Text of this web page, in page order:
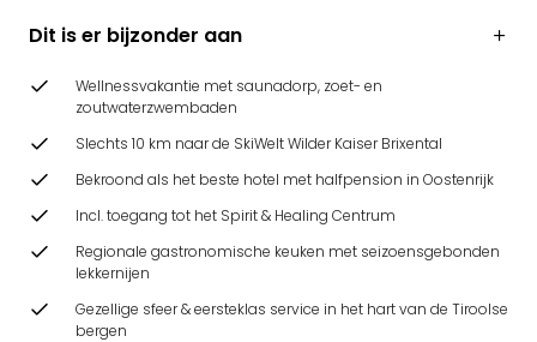
Dit is er bijzonder aan
Wellnessvakantie met saunadorp, zoet- en
zoutwaterzwembaden
Slechts 10 km naar de SkiWelt Wilder Kaiser Brixental
Bekroond als het beste hotel met halfpension in Oostenrijk
Incl. toegang tot het Spirit & Healing Centrum
Regionale gastronomische keuken met seizoensgebonden
lekkernijen
Gezellige sfeer & eersteklas service in het hart van de Tiroolse
bergen